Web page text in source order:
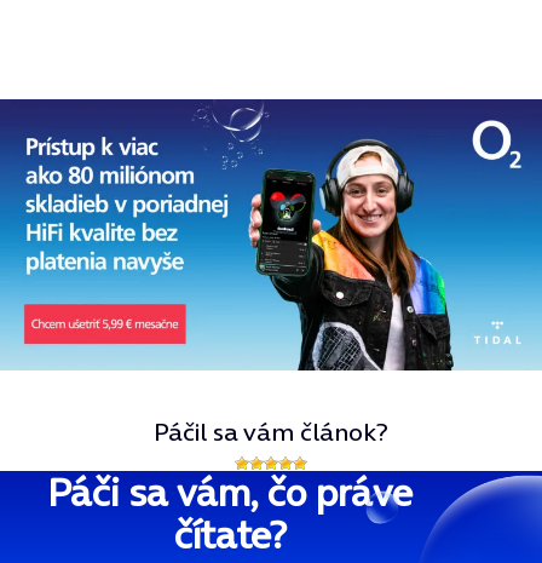
Páčil sa vám článok?
Páči sa vám, čo práve
čítate?